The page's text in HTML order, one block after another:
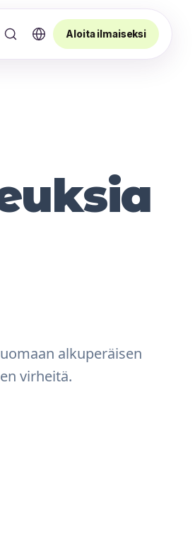
Aloita ilmaiseksi
alkuperäisen
virheitä.